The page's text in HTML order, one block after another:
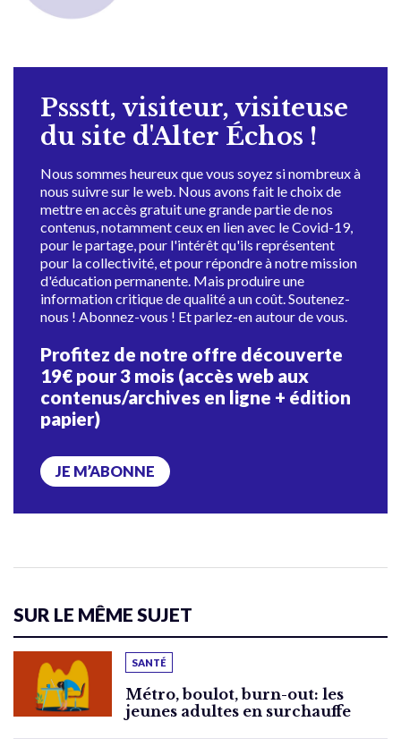
Pssstt, visiteur, visiteuse
du site d'Alter Échos !
Nous sommes heureux que vous soyez si nombreux à
nous suivre sur le web. Nous avons fait le choix de
mettre en accès gratuit une grande partie de nos
contenus, notamment ceux en lien avec le Covid-19,
pour le partage, pour l'intérêt qu'ils représentent
pour la collectivité, et pour répondre à notre mission
d'éducation permanente. Mais produire une
information critique de qualité a un coût. Soutenez-
nous ! Abonnez-vous ! Et parlez-en autour de vous.
Profitez de notre offre découverte
19€ pour 3 mois (accès web aux
contenus/archives en ligne + édition
papier)
JE M’ABONNE
SUR LE MÊME SUJET
SANTÉ
Métro, boulot, burn-out: les
jeunes adultes en surchauffe